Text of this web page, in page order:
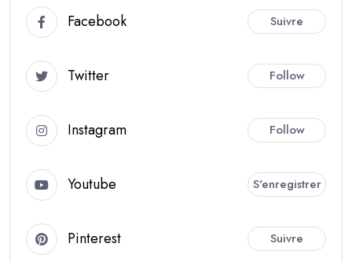
Facebook Suivre
Twitter Follow
Instagram Follow
Youtube S'enregistrer
Pinterest Suivre